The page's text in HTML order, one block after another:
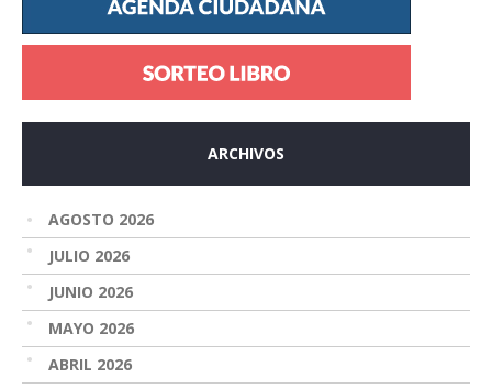
ARCHIVOS
AGOSTO 2026
JULIO 2026
JUNIO 2026
MAYO 2026
ABRIL 2026